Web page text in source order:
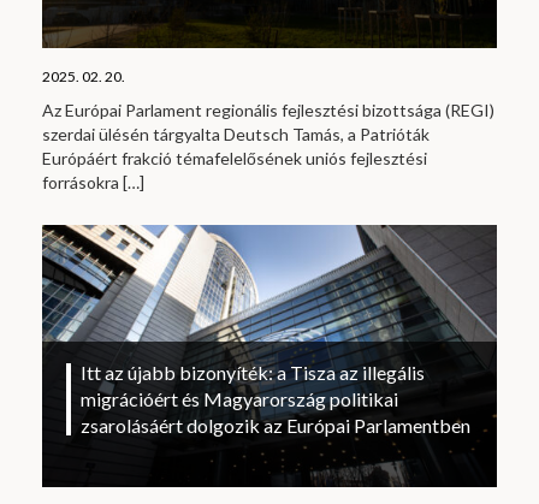
2025. 02. 20.
Az Európai Parlament regionális fejlesztési bizottsága (REGI)
szerdai ülésén tárgyalta Deutsch Tamás, a Patrióták
Európáért frakció témafelelősének uniós fejlesztési
forrásokra […]
Itt az újabb bizonyíték: a Tisza az illegális
migrációért és Magyarország politikai
zsarolásáért dolgozik az Európai Parlamentben